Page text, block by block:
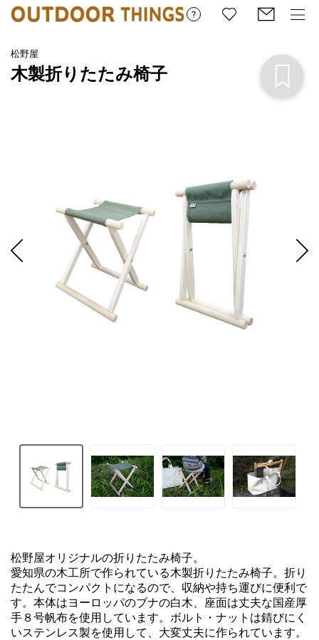
松野屋
木製折りたたみ椅子
松野屋オリジナルの折りたたみ椅子。
愛知県の木工所で作られている木製折りたたみ椅子。折り
たたんでコンパクトになるので、収納や持ち運びに便利で
す。本体はヨーロッパのブナの白木、座面は丈夫な国産厚
手８号帆布を使用しています。ボルト・ナットは錆びにく
いステンレス製を使用して、大変丈夫に作られています。